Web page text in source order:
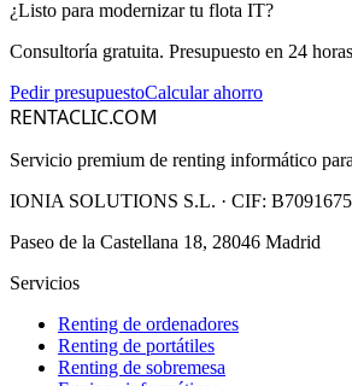
¿Listo para modernizar tu flota IT?
Consultoría gratuita. Presupuesto en 24
Pedir presupuestoCalcular ahorro
RENTACLIC.COM
Servicio premium de renting informático
IONIA SOLUTIONS S.L. · CIF:
Paseo de la Castellana 18, 28046 Madrid
Servicios
Renting de ordenadores
Renting de portátiles
Renting de sobremesa